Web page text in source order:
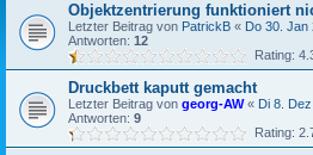
Objektzentrierung funktioniert
Letzter Beitrag von PatrickB « Do 30. Jan
Antworten: 12
Rating:
Druckbett kaputt gemacht
Letzter Beitrag von georg-AW« Di 8.
Antworten: 9
Rating: